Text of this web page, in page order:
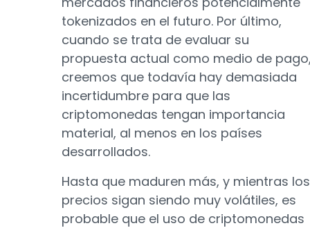
tokenizados en el futuro. Por último,
cuando se trata de evaluar su
propuesta actual como medio de
creemos que todavía hay demasiada
incertidumbre para que las
criptomonedas tengan importancia
material, al menos en los países
desarrollados.
Hasta que maduren más, y mientras los
precios sigan siendo muy volátiles, es
probable que el uso de criptomonedas